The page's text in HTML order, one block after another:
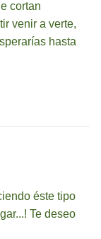
cortan
venir a verte,
hasta
éste tipo
Te deseo